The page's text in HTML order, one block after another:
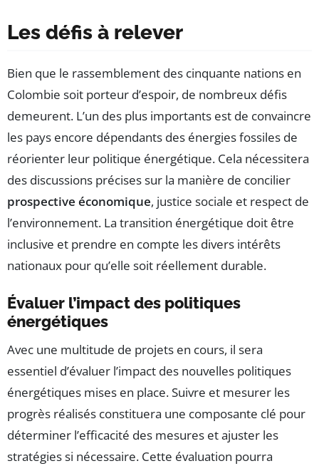
Les défis à relever
Bien que le rassemblement des cinquante nations en
Colombie soit porteur d’espoir, de nombreux défis
demeurent. L’un des plus importants est de convaincre
les pays encore dépendants des énergies fossiles de
réorienter leur politique énergétique. Cela nécessitera
des discussions précises sur la manière de concilier
prospective économique, justice sociale et respect de
l’environnement. La transition énergétique doit être
inclusive et prendre en compte les divers intérêts
nationaux pour qu’elle soit réellement durable.
Évaluer l’impact des politiques
énergétiques
Avec une multitude de projets en cours, il sera
essentiel d’évaluer l’impact des nouvelles politiques
énergétiques mises en place. Suivre et mesurer les
progrès réalisés constituera une composante clé pour
déterminer l’efficacité des mesures et ajuster les
stratégies si nécessaire. Cette évaluation pourra